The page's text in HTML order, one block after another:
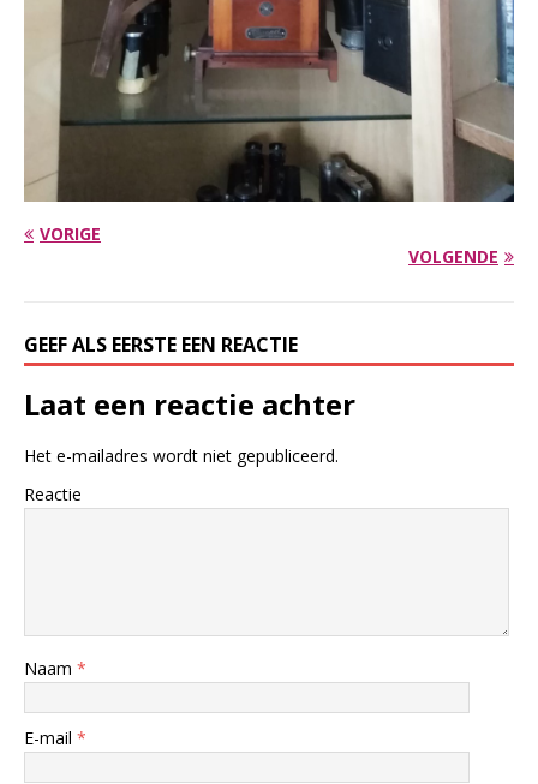
VORIGE
VOLGENDE
GEEF ALS EERSTE EEN REACTIE
Laat een reactie achter
Het e-mailadres wordt niet gepubliceerd.
Reactie
Naam *
E-mail *